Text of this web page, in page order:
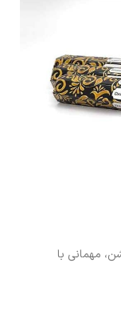
مهمانی با